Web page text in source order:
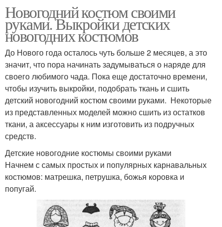
Новогодний костюм своими
руками. Выкройки детских
новогодних костюмов
До Нового года осталось чуть больше 2 месяцев, а это
значит, что пора начинать задумываться о наряде для
своего любимого чада. Пока еще достаточно времени,
чтобы изучить выкройки, подобрать ткань и сшить
детский новогодний костюм своими руками. Некоторые
из представленных моделей можно сшить из остатков
ткани, а аксессуары к ним изготовить из подручных
средств.
Детские новогодние костюмы своими руками
Начнем с самых простых и популярных карнавальных
костюмов: матрешка, петрушка, божья коровка и
попугай.